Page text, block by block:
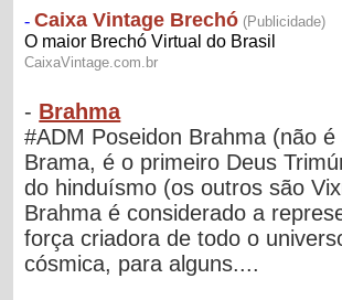
- Brahma
#ADM Poseidon Brahma (não
Brama, é o primeiro Deus
do hinduísmo (os outros são
Brahma é considerado a
força criadora de todo o
cósmica, para alguns....